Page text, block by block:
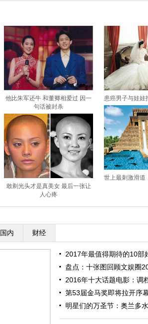
他比朱军还牛 和董卿相爱过 因一
句话被封杀
敢剃光头才是真美女 最后一张让
人心疼
患癌男子与娃娃
世上最刺激滑道
国内 财经
2017年最值得期待的10部
盘点：十张图回顾文娱圈
2016年十大话题电影：调
第53届金马奖即将拉开序
明星们的万圣节：奥兰多水